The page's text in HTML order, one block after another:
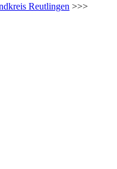
Reutlingen >>>